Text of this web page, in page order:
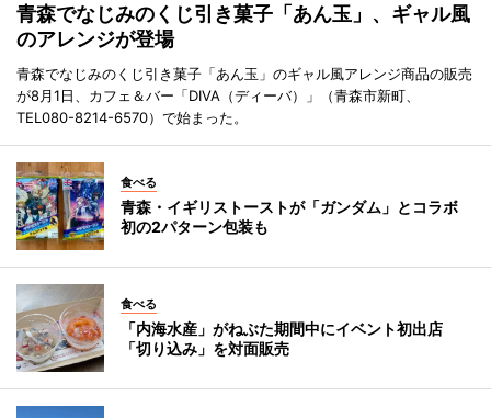
青森でなじみのくじ引き菓子「あん玉」、ギャル風
のアレンジが登場
青森でなじみのくじ引き菓子「あん玉」のギャル風アレンジ商品の販売
が8月1日、カフェ＆バー「DIVA（ディーバ）」（青森市新町、
TEL080-8214-6570）で始まった。
食べる
青森・イギリストーストが「ガンダム」とコラボ
初の2パターン包装も
食べる
「内海水産」がねぶた期間中にイベント初出店
「切り込み」を対面販売